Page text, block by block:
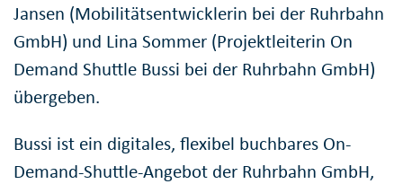
Jansen (Mobilitätsentwicklerin bei der Ruhrbahn
GmbH) und Lina Sommer (Projektleiterin On
Demand Shuttle Bussi bei der Ruhrbahn GmbH)
übergeben.
Bussi ist ein digitales, flexibel buchbares On-
Demand-Shuttle-Angebot der Ruhrbahn GmbH,